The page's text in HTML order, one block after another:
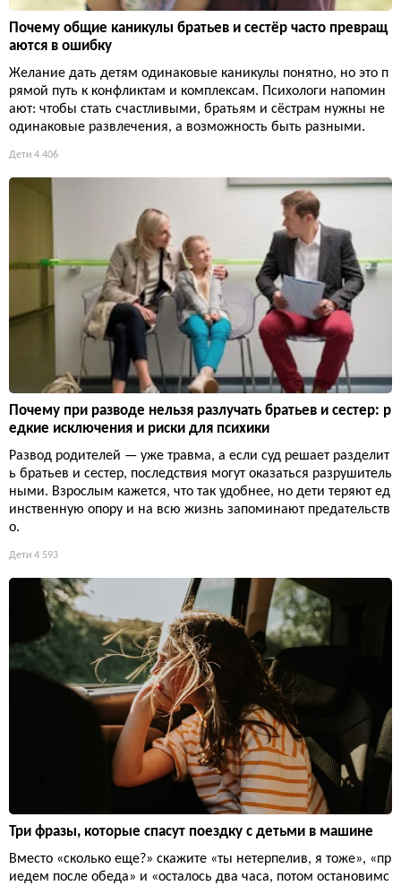
Почему общие каникулы братьев и сестёр часто превращ
аются в ошибку
Желание дать детям одинаковые каникулы понятно, но это п
рямой путь к конфликтам и комплексам. Психологи напомин
ают: чтобы стать счастливыми, братьям и сёстрам нужны не
одинаковые развлечения, а возможность быть разными.
Дети 4 406
Почему при разводе нельзя разлучать братьев и сестер: р
едкие исключения и риски для психики
Развод родителей — уже травма, а если суд решает разделит
ь братьев и сестер, последствия могут оказаться разрушитель
ными. Взрослым кажется, что так удобнее, но дети теряют ед
инственную опору и на всю жизнь запоминают предательств
о.
Дети 4 593
Три фразы, которые спасут поездку с детьми в машине
Вместо «сколько еще?» скажите «ты нетерпелив, я тоже», «пр
иедем после обеда» и «осталось два часа, потом остановимс